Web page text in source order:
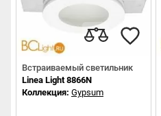
Встраиваемый светильник
Linea Light 8866N
Коллекция: Gypsum